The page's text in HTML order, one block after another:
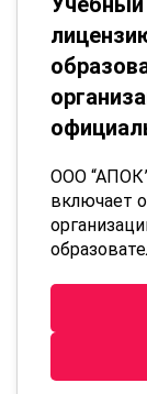
ООО
включает